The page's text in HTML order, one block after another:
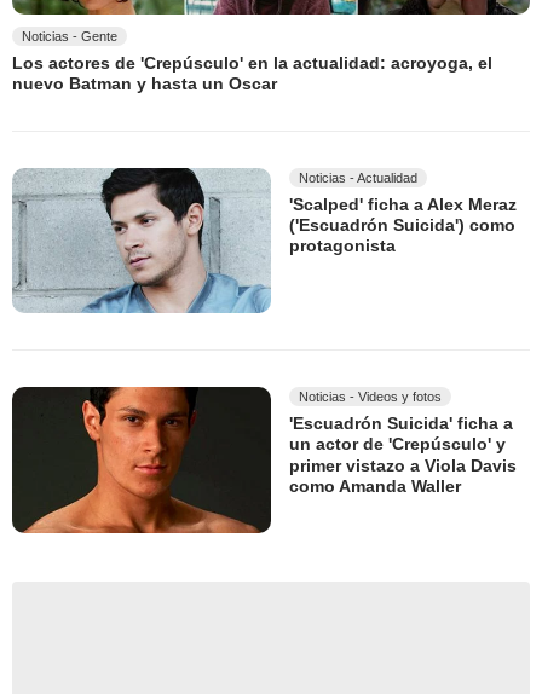
Noticias - Gente
Los actores de 'Crepúsculo' en la actualidad: acroyoga, el
nuevo Batman y hasta un Oscar
Noticias - Actualidad
'Scalped' ficha a Alex Meraz
('Escuadrón Suicida') como
protagonista
Noticias - Videos y fotos
'Escuadrón Suicida' ficha a
un actor de 'Crepúsculo' y
primer vistazo a Viola Davis
como Amanda Waller